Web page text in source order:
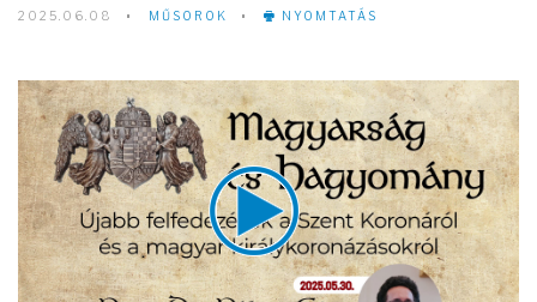
2025.06.08 MŰSOROK NYOMTATÁS
Video
Player